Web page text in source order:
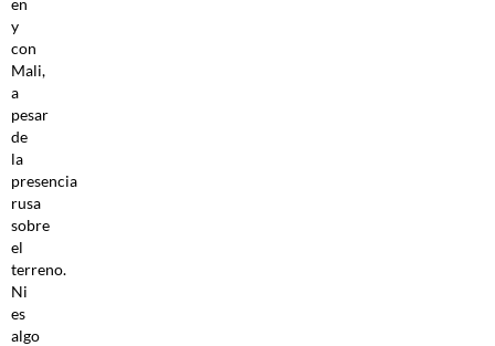
y
con
Mali,
a
pesar
de
la
presencia
rusa
sobre
el
terreno.
Ni
es
algo